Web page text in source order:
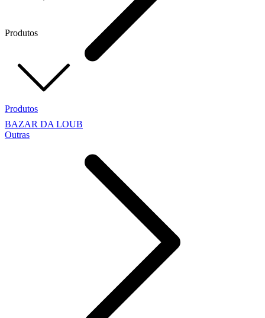
Produtos
BAZAR DA LOUB
Outras
Produtos